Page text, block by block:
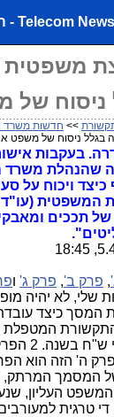
Telecom News - הנפילה: יועצ...
משפטית
ניסוח
>> חדשות משרד
בגלל ניסוח של משפט
בעקבות
מה שהנהלת
ויכוח על
המשפטית (עו"ד
תככים ומאבקי
, פרק ב', פרק ג' ו
שלי, לא יהיה
המסך כיצד
המטפלת
של עשרות מיליארדי
ה' הזה הוא
המסמך
העליון,
די טרגית